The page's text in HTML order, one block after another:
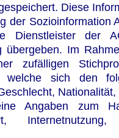
Diese
der Sozioinformation
Dienstleister der
übergeben. Im
zufälligen
welche sich den
Angaben zum
Internetnutzung,